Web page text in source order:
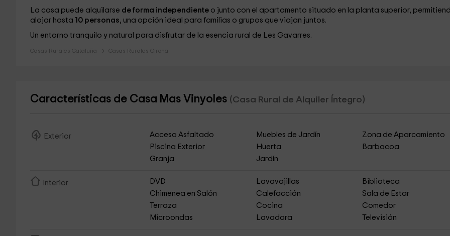
La casa puede alquilarse de forma independienteo junto con el apartamento situado en la planta superior,
alojar hasta 10 personas, una opción ideal para familias o grupos que viajan juntos.
Un entorno tranquilo y natural para disfrutar de la esencia rural de Les Gavarres.
Casas Rurales Cataluña Casas Rurales Girona
Características de Casa Mas Vinyoles (Casa Rural de Alquiler Íntegro)
Exterior Acceso Asfaltado Muebles de Jardín
Zona de Aparcamiento
Piscina Exterior
Huerta
Barbacoa
Granja
Jardín
Interior DVD Lavavajillas
Biblioteca
Chimenea en Salón
Calefacción
Sala de Estar
Terraza
Cocina
Comedor
Microondas
Lavadora Televisión